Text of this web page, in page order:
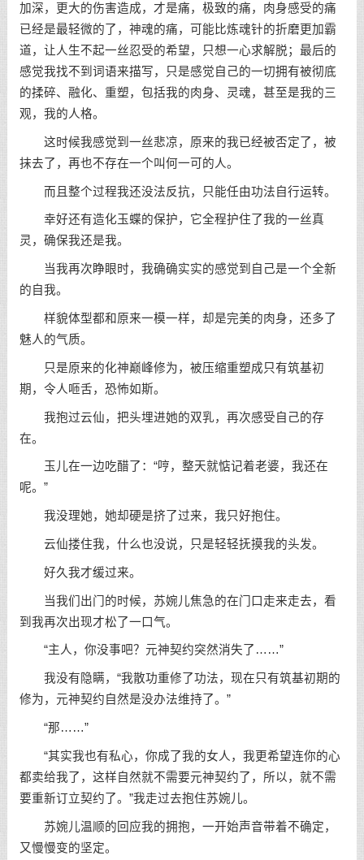
加深，更大的伤害造成，才是痛，极致的痛，肉身感受的痛
已经是最轻微的了，神魂的痛，可能比炼魂针的折磨更加霸
道，让人生不起一丝忍受的希望，只想一心求解脱；最后的
感觉我找不到词语来描写，只是感觉自己的一切拥有被彻底
的揉碎、融化、重塑，包括我的肉身、灵魂，甚至是我的三
观，我的人格。
这时候我感觉到一丝悲凉，原来的我已经被否定了，被
抹去了，再也不存在一个叫何一可的人。
而且整个过程我还没法反抗，只能任由功法自行运转。
幸好还有造化玉蝶的保护，它全程护住了我的一丝真
灵，确保我还是我。
当我再次睁眼时，我确确实实的感觉到自己是一个全新
的自我。
样貌体型都和原来一模一样，却是完美的肉身，还多了
魅人的气质。
只是原来的化神巅峰修为，被压缩重塑成只有筑基初
期，令人咂舌，恐怖如斯。
我抱过云仙，把头埋进她的双乳，再次感受自己的存
在。
玉儿在一边吃醋了：“哼，整天就惦记着老婆，我还在
呢。”
我没理她，她却硬是挤了过来，我只好抱住。
云仙搂住我，什么也没说，只是轻轻抚摸我的头发。
好久我才缓过来。
当我们出门的时候，苏婉儿焦急的在门口走来走去，看
到我再次出现才松了一口气。
“主人，你没事吧？元神契约突然消失了……”
我没有隐瞒，“我散功重修了功法，现在只有筑基初期的
修为，元神契约自然是没办法维持了。”
“那……”
“其实我也有私心，你成了我的女人，我更希望连你的心
都卖给我了，这样自然就不需要元神契约了，所以，就不需
要重新订立契约了。”我走过去抱住苏婉儿。
苏婉儿温顺的回应我的拥抱，一开始声音带着不确定，
又慢慢变的坚定。